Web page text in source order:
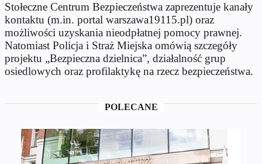
Stołeczne Centrum Bezpieczeństwa zaprezentuje kanały
kontaktu (m.in. portal warszawa19115.pl) oraz
możliwości uzyskania nieodpłatnej pomocy prawnej.
Natomiast Policja i Straż Miejska omówią szczegóły
projektu „Bezpieczna dzielnica”, działalność grup
osiedlowych oraz profilaktykę na rzecz bezpieczeństwa.
POLECANE